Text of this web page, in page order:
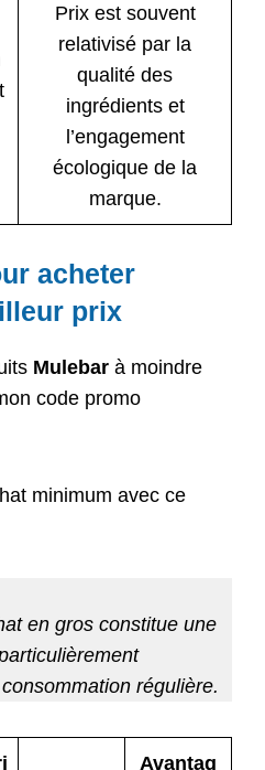
Prix est souvent
relativisé par la
qualité des
ingrédients et
l’engagement
écologique de la
marque.
acheter
prix
Mulebar à moindre
code promo
minimum avec ce
en gros constitue une
régulière.
Avantag